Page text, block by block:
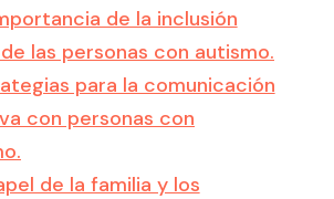
de la inclusión
las personas con autismo.
para la comunicación
con personas con
de la familia y los